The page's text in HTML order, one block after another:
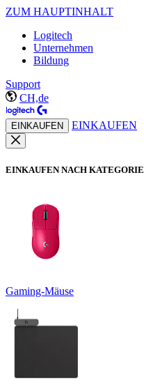
ZUM HAUPTINHALT
Logitech
Unternehmen
Bildung
Support
CH,de
EINKAUFEN EINKAUFEN
EINKAUFEN NACH KATEGORIE
Gaming-Mäuse